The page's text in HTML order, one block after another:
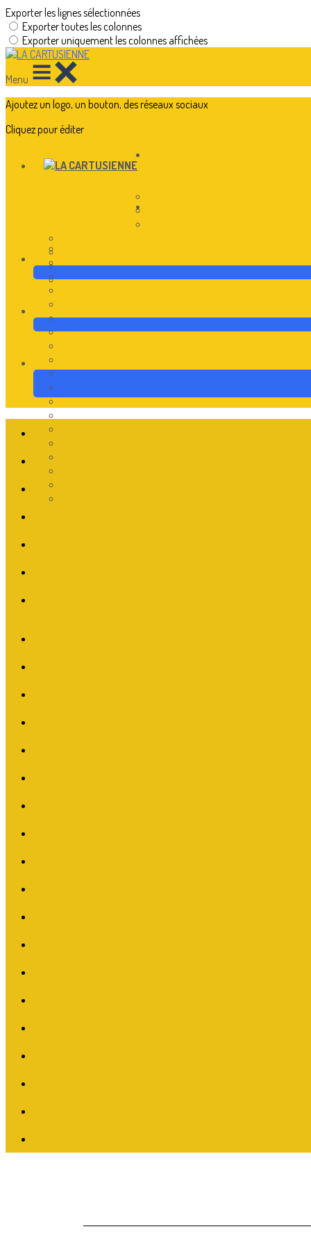
Exporter les lignes sélectionnées
Exporter toutes les colonnes
Exporter uniquement les colonnes affichées
Menu
Ajoutez un logo, un bouton, des réseaux sociaux
Cliquez pour éditer